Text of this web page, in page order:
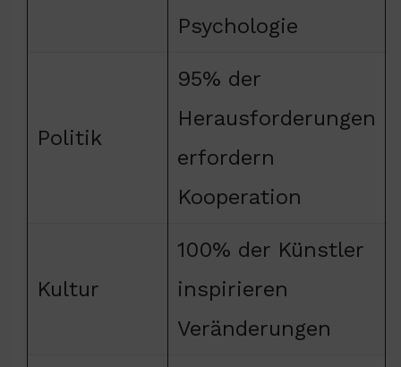
Psychologie
Politik
95% der
Herausforderungen
erfordern
Kooperation
Kultur
100% der Künstler
inspirieren
Veränderungen